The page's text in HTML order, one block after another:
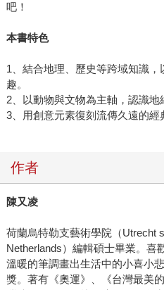
吧！
本書特色
1、結合地理、歷史等跨域知識
趣。
2、以動物與文物為主軸，認識地
3、用創意元素復刻流傳久遠的經
作者
陳又凌
荷蘭烏特勒支藝術學院（Utrecht
Netherlands）編輯碩士畢業。喜
溫暖的筆調畫出生活中的小喜小
獎。著有《奧運》、《台灣最美